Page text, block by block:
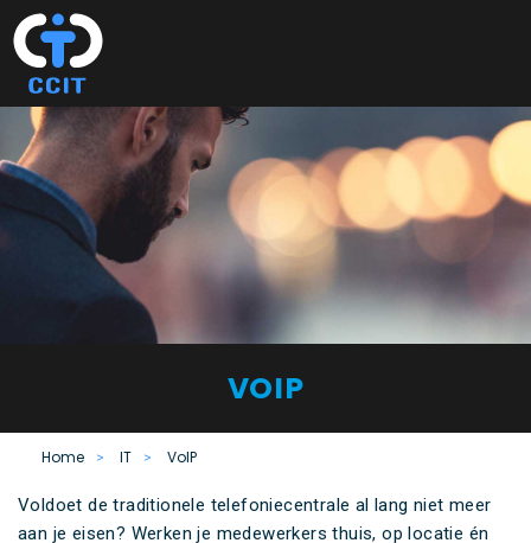
Spring
naar
hoofdnavigatie
Door
naar
hoofd
inhoud
VOIP
Home > IT > VoIP
Voldoet de traditionele telefoniecentrale al lang niet meer
aan je eisen? Werken je medewerkers thuis, op locatie én